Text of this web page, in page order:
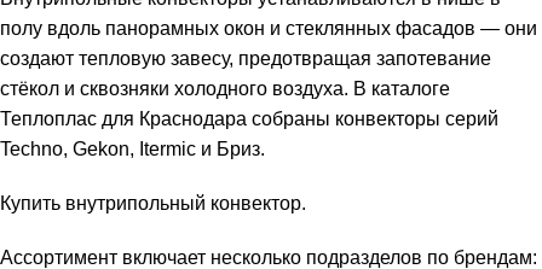
полу вдоль панорамных окон и стеклянных фасадов — они
создают тепловую завесу, предотвращая запотевание
стёкол и сквозняки холодного воздуха. В каталоге
Теплоплас для Краснодара собраны конвекторы серий
Techno, Gekon, Itermic и Бриз.
Купить внутрипольный конвектор.
Ассортимент включает несколько подразделов по брендам: